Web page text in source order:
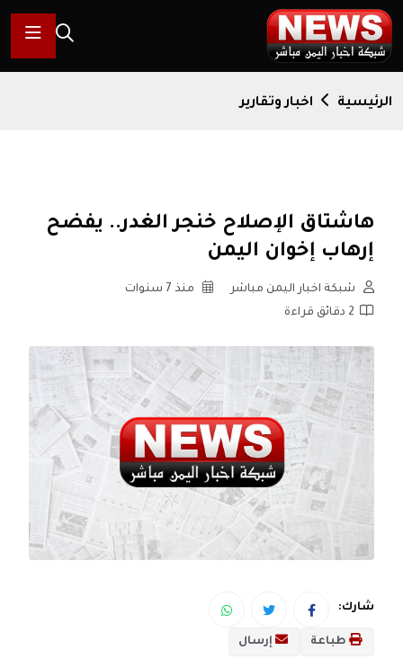
الرئيسية اخبار وتقارير
هاشتاق الإصلاح خنجر الغدر.. يفضح
إرهاب إخوان اليمن
شبكة اخبار اليمن مباشر
منذ 7 سنوات
2 دقائق قراءة
شارك:
طباعة إرسال